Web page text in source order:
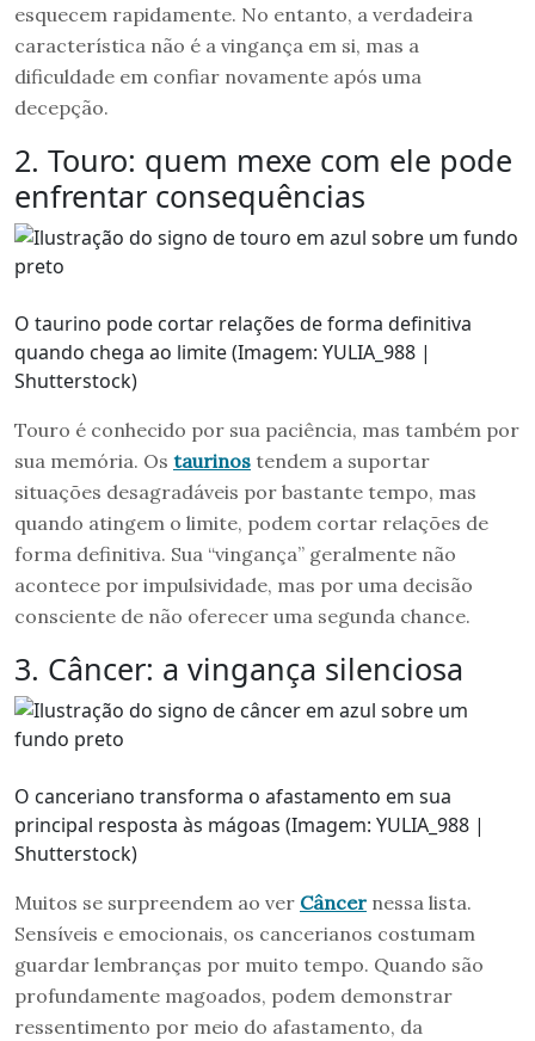
esquecem rapidamente. No entanto, a verdadeira
característica não é a vingança em si, mas a
dificuldade em confiar novamente após uma
decepção.
2. Touro: quem mexe com ele pode
enfrentar consequências
O taurino pode cortar relações de forma definitiva
quando chega ao limite (Imagem: YULIA_988 |
Shutterstock)
Touro é conhecido por sua paciência, mas também por
sua memória. Os taurinos tendem a suportar
situações desagradáveis por bastante tempo, mas
quando atingem o limite, podem cortar relações de
forma definitiva. Sua “vingança” geralmente não
acontece por impulsividade, mas por uma decisão
consciente de não oferecer uma segunda chance.
3. Câncer: a vingança silenciosa
O canceriano transforma o afastamento em sua
principal resposta às mágoas (Imagem: YULIA_988 |
Shutterstock)
Muitos se surpreendem ao ver Câncer nessa lista.
Sensíveis e emocionais, os cancerianos costumam
guardar lembranças por muito tempo. Quando são
profundamente magoados, podem demonstrar
ressentimento por meio do afastamento, da